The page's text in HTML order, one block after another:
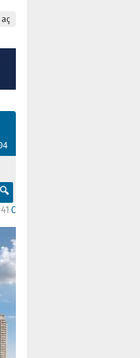
Gülşen Neşe Büklü dönemi